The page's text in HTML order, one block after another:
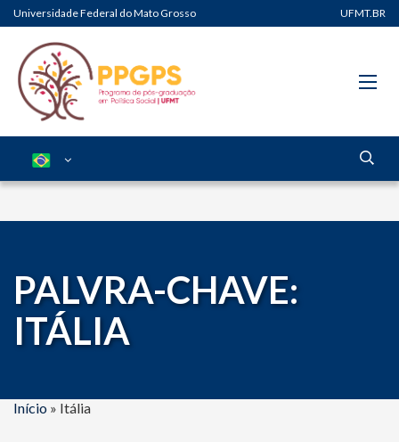
Universidade Federal do Mato Grosso UFMT.BR
PALVRA-CHAVE:
ITÁLIA
Início » Itália